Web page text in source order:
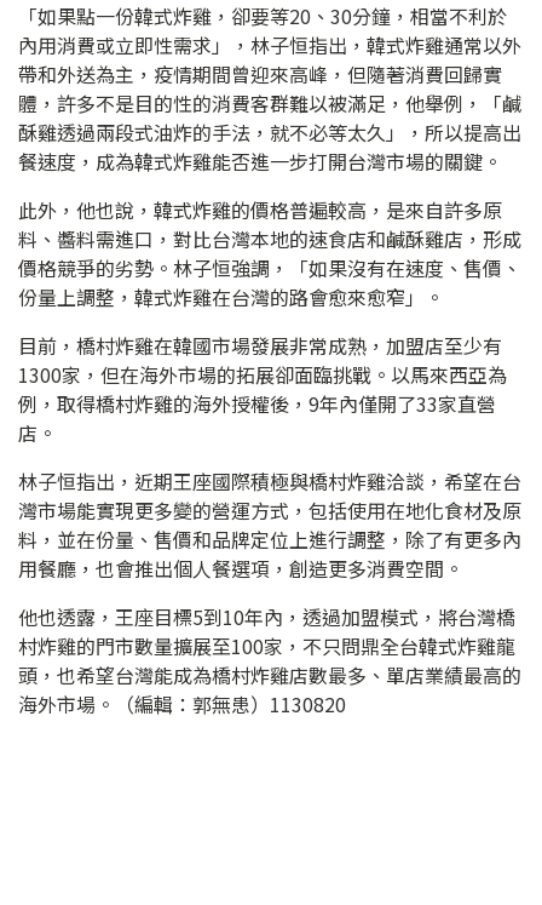
「如果點一份韓式炸雞，卻要等20、30分鐘，相當不利於
內用消費或立即性需求」，林子恒指出，韓式炸雞通常以外
帶和外送為主，疫情期間曾迎來高峰，但隨著消費回歸實
體，許多不是目的性的消費客群難以被滿足，他舉例，「鹹
酥雞透過兩段式油炸的手法，就不必等太久」，所以提高出
餐速度，成為韓式炸雞能否進一步打開台灣市場的關鍵。
此外，他也說，韓式炸雞的價格普遍較高，是來自許多原
料、醬料需進口，對比台灣本地的速食店和鹹酥雞店，形成
價格競爭的劣勢。林子恒強調，「如果沒有在速度、售價、
份量上調整，韓式炸雞在台灣的路會愈來愈窄」。
目前，橋村炸雞在韓國市場發展非常成熟，加盟店至少有
1300家，但在海外市場的拓展卻面臨挑戰。以馬來西亞為
例，取得橋村炸雞的海外授權後，9年內僅開了33家直營
店。
林子恒指出，近期王座國際積極與橋村炸雞洽談，希望在台
灣市場能實現更多變的營運方式，包括使用在地化食材及原
料，並在份量、售價和品牌定位上進行調整，除了有更多內
用餐廳，也會推出個人餐選項，創造更多消費空間。
他也透露，王座目標5到10年內，透過加盟模式，將台灣橋
村炸雞的門市數量擴展至100家，不只問鼎全台韓式炸雞龍
頭，也希望台灣能成為橋村炸雞店數最多、單店業績最高的
海外市場。（編輯：郭無患）1130820